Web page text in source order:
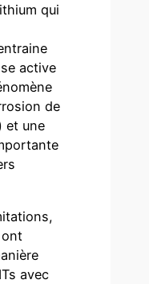
qui
active
de
et une
ont
avec